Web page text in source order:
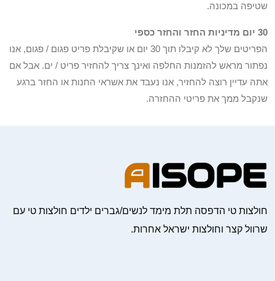
שטיפה במכונה.
30 יום מדיניות החזר והחזר כספי
הפריטים שלך לא קיבלו תוך 30 יום או שקיבלת פריט פגום / פגום, אנו
נפתור מראש להזמנות החלפה ואינך צריך להחזיר פריט / ים. אבל אם
אתה עדיין רוצה להחזיר, אנו נעבד את אשראי החנות או החזר ברגע
שנקבל ממך את פריטי ההחזרה.
חולצות טי הדפסה תלת מימד לנשים/גברים ילדים חולצות טי עם
שרוול קצר וחולצות ישראל אחרות.